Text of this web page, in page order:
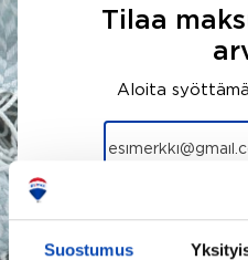
Suostumus
Tilaa
Aloita